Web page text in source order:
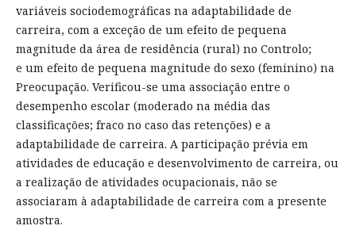
variáveis sociodemográficas na adaptabilidade de
carreira, com a exceção de um efeito de pequena
magnitude da área de residência (rural) no Controlo;
e um efeito de pequena magnitude do sexo (feminino) na
Preocupação. Verificou-se uma associação entre o
desempenho escolar (moderado na média das
classificações; fraco no caso das retenções) e a
adaptabilidade de carreira. A participação prévia em
atividades de educação e desenvolvimento de carreira, ou
a realização de atividades ocupacionais, não se
associaram à adaptabilidade de carreira com a presente
amostra.